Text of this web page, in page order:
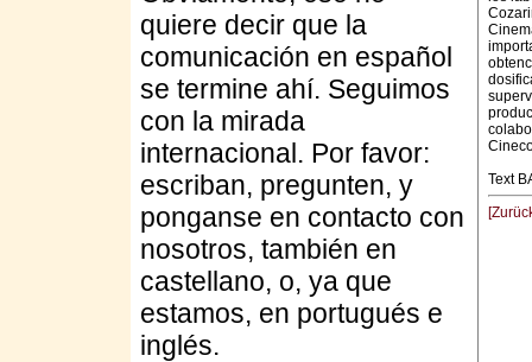
quiere decir que la
comunicación en español
se termine ahí. Seguimos
con la mirada
internacional. Por favor:
escriban, pregunten, y
ponganse en contacto con
nosotros, también en
castellano, o, ya que
estamos, en portugués e
inglés.
Text